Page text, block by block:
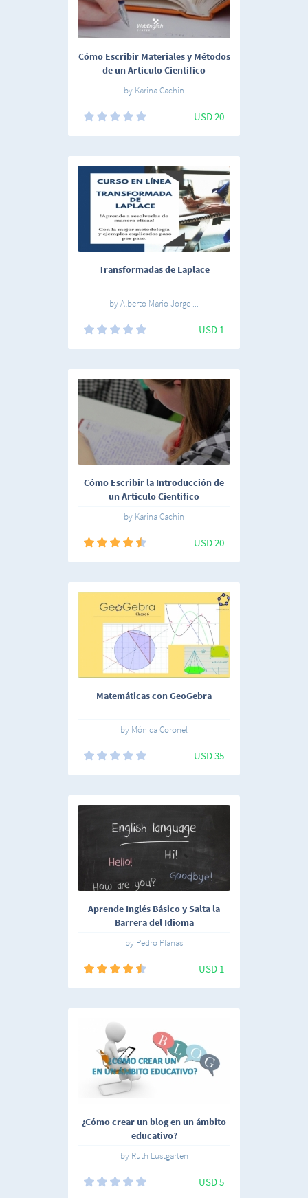
Cómo Escribir Materiales y Métodos
de un Artículo Científico
by Karina Cachin
USD 20
Transformadas de Laplace
by Alberto Mario Jorge ...
USD 1
Cómo Escribir la Introducción de
un Artículo Científico
by Karina Cachin
USD 20
Matemáticas con GeoGebra
by Mónica Coronel
USD 35
Aprende Inglés Básico y Salta la
Barrera del Idioma
by Pedro Planas
USD 1
¿Cómo crear un blog en un ámbito
educativo?
by Ruth Lustgarten
USD 5